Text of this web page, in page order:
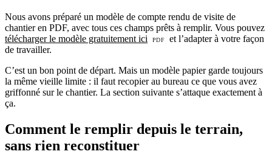
Nous avons préparé un modèle de compte rendu de visite de
chantier en PDF, avec tous ces champs prêts à remplir. Vous pouvez
télécharger le modèle gratuitement ici
et l’adapter à votre façon
de travailler.
C’est un bon point de départ. Mais un modèle papier garde toujours
la même vieille limite : il faut recopier au bureau ce que vous avez
griffonné sur le chantier. La section suivante s’attaque exactement à
ça.
Comment le remplir depuis le terrain,
sans rien reconstituer